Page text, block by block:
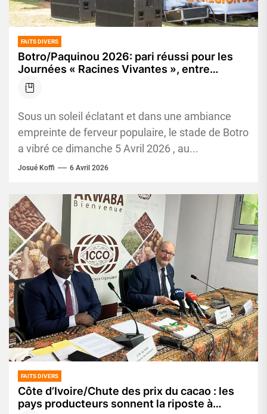
FAITS DIVERS
Botro/Paquinou 2026: pari réussi pour les
Journées « Racines Vivantes », entre
tradition, cohésion et espoir
Sous un soleil éclatant et dans une ambiance
empreinte de ferveur populaire, le stade de Botro
a vibré ce dimanche 5 Avril 2026 , au...
Josué Koffi 6 Avril 2026
FAITS DIVERS
Côte d’Ivoire/Chute des prix du cacao : les
pays producteurs sonnent la riposte à